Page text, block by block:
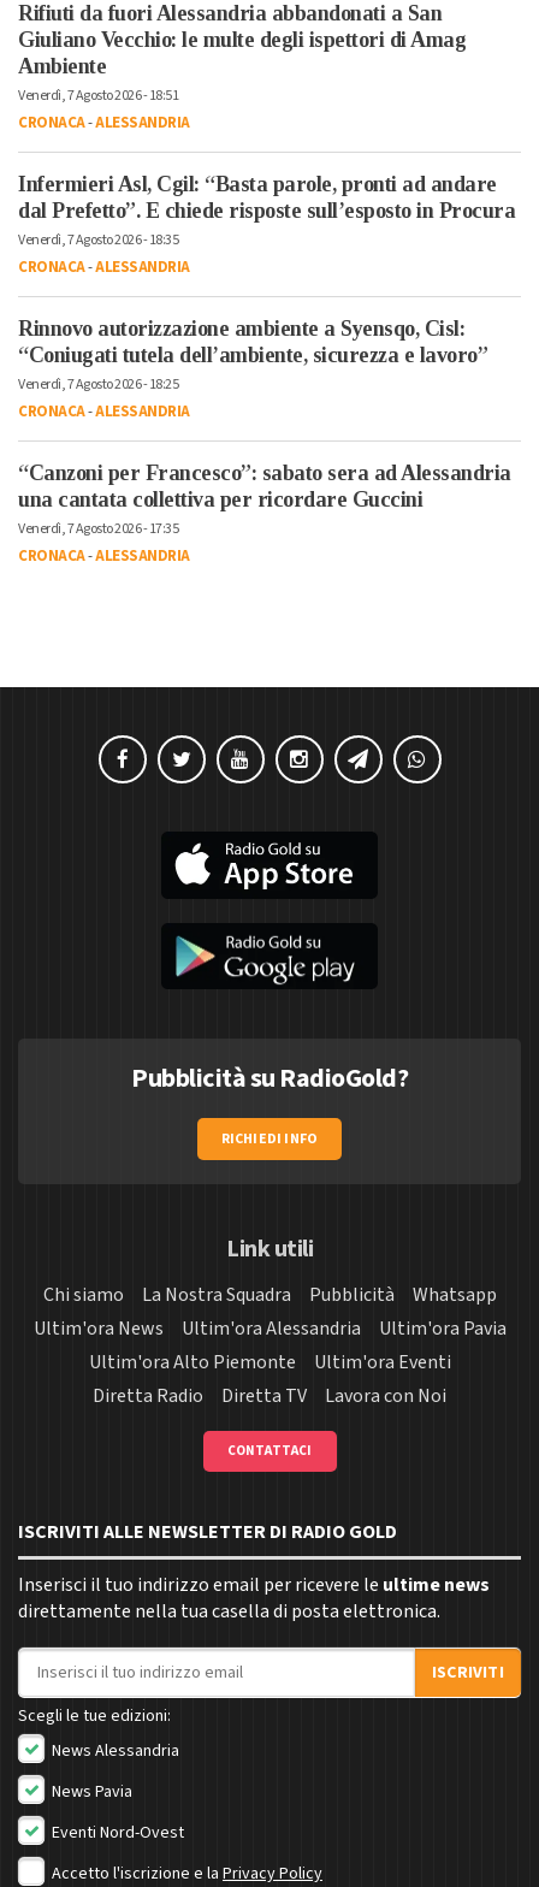
Rifiuti da fuori Alessandria abbandonati a San
Giuliano Vecchio: le multe degli ispettori di Amag
Ambiente
Venerdì, 7 Agosto 2026 - 18:51
CRONACA-ALESSANDRIA
Infermieri Asl, Cgil: “Basta parole, pronti ad andare
dal Prefetto”. E chiede risposte sull’esposto in Procura
Venerdì, 7 Agosto 2026 - 18:35
CRONACA-ALESSANDRIA
Rinnovo autorizzazione ambiente a Syensqo, Cisl:
“Coniugati tutela dell’ambiente, sicurezza e lavoro”
Venerdì, 7 Agosto 2026 - 18:25
CRONACA-ALESSANDRIA
“Canzoni per Francesco”: sabato sera ad Alessandria
una cantata collettiva per ricordare Guccini
Venerdì, 7 Agosto 2026 - 17:35
CRONACA-ALESSANDRIA
Pubblicità su RadioGold?
RICHIEDI INFO
Link utili
Chi siamo La Nostra Squadra Pubblicità
Whatsapp
Ultim'ora News
Ultim'ora Alessandria
Ultim'ora Pavia
Ultim'ora Alto Piemonte
Ultim'ora Eventi
Diretta Radio
Diretta TV Lavora con Noi
CONTATTACI
ISCRIVITI ALLE NEWSLETTER DI RADIO GOLD
Inserisci il tuo indirizzo email per ricevere le ultime news
direttamente nella tua casella di posta elettronica.
Indirizzo email
ISCRIVITI
Scegli le tue edizioni:
News Alessandria
News Pavia
Eventi Nord-Ovest
Accetto l'iscrizione e la Privacy Policy